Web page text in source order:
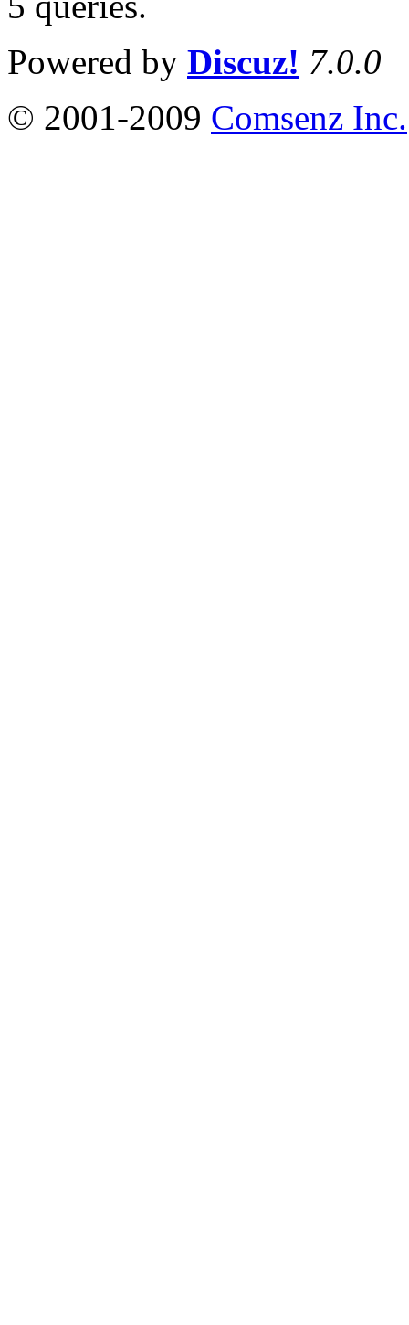
Powered by Discuz! 7.0.0
© 2001-2009 Comsenz Inc.